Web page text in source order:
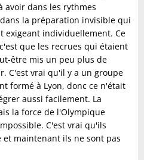
avoir dans les rythmes
la préparation invisible qui
exigeant individuellement. Ce
que les recrues qui étaient
être mis un peu plus de
C'est vrai qu'il y a un groupe
formé à Lyon, donc ce n'était
aussi facilement. La
la force de l'Olympique
C'est vrai qu'ils
maintenant ils ne sont pas